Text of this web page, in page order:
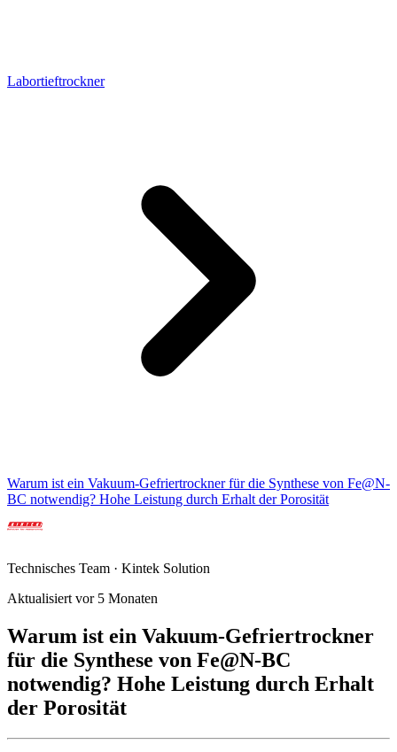
Labortieftrockner
Warum ist ein Vakuum-Gefriertrockner für die Synthese von Fe@N-
BC notwendig? Hohe Leistung durch Erhalt der Porosität
Technisches Team · Kintek Solution
Aktualisiert vor 5 Monaten
Warum ist ein Vakuum-Gefriertrockner
für die Synthese von Fe@N-BC
notwendig? Hohe Leistung durch Erhalt
der Porosität